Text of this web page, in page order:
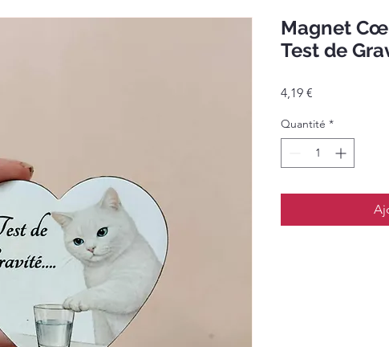
Magnet
Test de
4,19 €
Quantité *